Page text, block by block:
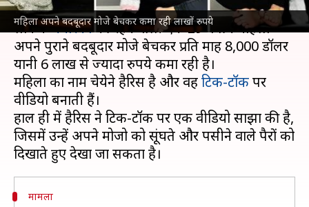
महिला अपने बदबूदार मोजे बेचकर कमा रही लाखों रुपये
आमतौर पर लोग बदबूदार मोजे पहनना पसंद नहीं करते हैं,
लेकिनअमेरिकाकी रहने वाली एक 29 वर्षीय महिला
अपने पुराने बदबूदार मोजे बेचकर प्रति माह 8,000 डॉलर
यानी 6 लाख से ज्यादा रुपये कमा रही है।
महिला का नाम चेयेने हैरिस है और वहटिक-टॉकपर
वीडियो बनाती हैं।
हाल ही में हैरिस ने टिक-टॉक पर एक वीडियो साझा की है,
जिसमें उन्हें अपने मोजो को सूंघते और पसीने वाले पैरों को
मामला